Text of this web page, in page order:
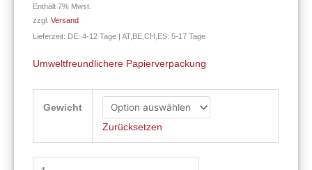
Enthält 7% Mwst.
zzgl.Versand
Lieferzeit: DE: 4-12 Tage | AT,BE,CH,ES: 5-17 Tage
Umweltfreundlichere Papierverpackung
Gewicht
Zurücksetzen